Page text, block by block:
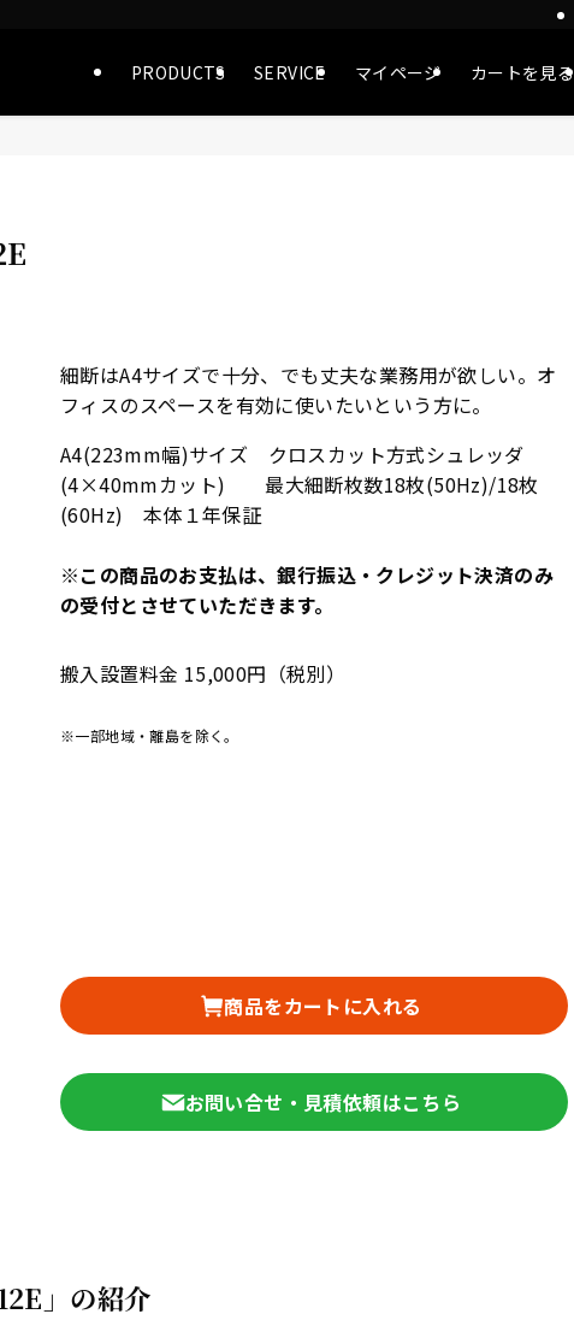
PRODUCTS SERVICE マイページ カートを見る
細断はA4サイズで十分、でも丈夫な業務用が欲しい。オ
フィスのスペースを有効に使いたいという方に。
A4(223mm幅)サイズ クロスカット方式シュレッダ
(4×40mmカット) 最大細断枚数18枚(50Hz)/18枚
(60Hz) 本体１年保証
※この商品のお支払は、銀行振込・クレジット決済のみ
の受付とさせていただきます。
搬入設置料金 15,000円（税別）
※一部地域・離島を除く。
商品をカートに入れる
お問い合せ・見積依頼はこちら
」の紹介